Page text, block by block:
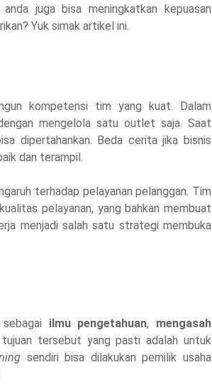
anda juga bisa meningkatkan kepuasan
Yuk simak artikel ini.
kompetensi tim yang kuat. Dalam
mengelola satu outlet saja. Saat
dipertahankan. Beda cerita jika bisnis
dan terampil.
terhadap pelayanan pelanggan. Tim
pelayanan, yang bahkan membuat
menjadi salah satu strategi membuka
ilmu pengetahuan, mengasah
tersebut yang pasti adalah untuk
sendiri bisa dilakukan pemilik usaha